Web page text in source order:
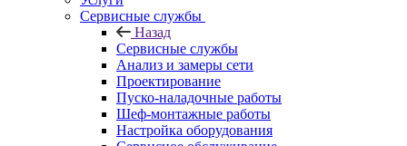
Сервисные службы
Назад
Сервисные службы
Анализ и замеры сети
Проектирование
Пуско-наладочные работы
Шеф-монтажные работы
Настройка оборудования